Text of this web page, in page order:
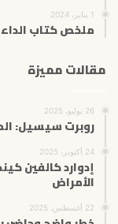
1 يناير، 2024
ملخص كتاب الداء
مقالات مميزة
26 يوليو، 2025
روبرت سيسيل:
24 أكتوبر، 2025
إدوارد كالفين
الأمراض
22 أغسطس، 2025